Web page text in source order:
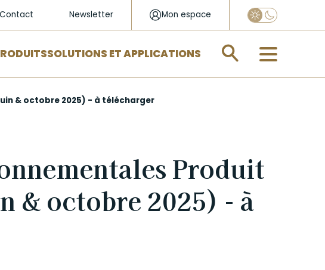
Contact Newsletter Mon espace
Appliquer
SOLUTIONS ET APPLICATIONS
& octobre 2025) - à télécharger
Produit
& octobre 2025) - à